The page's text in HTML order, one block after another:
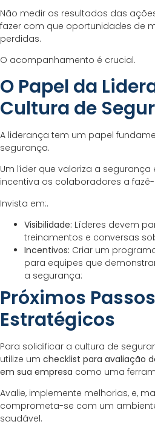
Não medir os resultados das
fazer com que oportunidades de
perdidas.
O acompanhamento é crucial.
O Papel da
Cultura de
A liderança tem um papel
segurança.
Um líder que valoriza a segurança
incentiva os colaboradores a
Invista em:.
Visibilidade: Líderes devem
treinamentos e conversas
Incentivos: Criar um
para equipes que
a segurança:
Próximos Passos
Estratégicos
Para solidificar a cultura de
utilize um checklist para avaliação
em sua empresa como uma
Avalie, implemente melhorias, e,
comprometa-se com um
saudável.